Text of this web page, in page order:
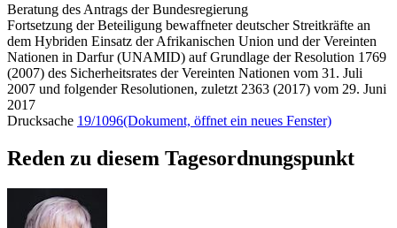
Beratung des Antrags der Bundesregierung
Fortsetzung der Beteiligung bewaffneter deutscher Streitkräfte an
dem Hybriden Einsatz der Afrikanischen Union und der Vereinten
Nationen in Darfur (UNAMID) auf Grundlage der Resolution 1769
(2007) des Sicherheitsrates der Vereinten Nationen vom 31. Juli
2007 und folgender Resolutionen, zuletzt 2363 (2017) vom 29. Juni
2017
Drucksache 19/1096(Dokument, öffnet ein neues Fenster)
Reden zu diesem Tagesordnungspunkt